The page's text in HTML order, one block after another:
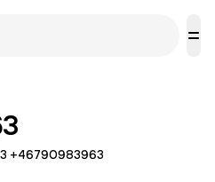
+46790983963